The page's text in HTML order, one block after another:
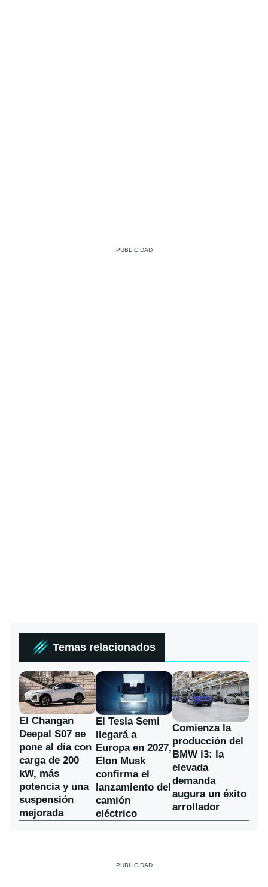
Temas relacionados
El Changan
Deepal S07 se
pone al día con
carga de 200
kW, más
potencia y una
suspensión
mejorada
El Tesla Semi
llegará a
Europa en 2027,
Elon Musk
confirma el
lanzamiento del
camión
eléctrico
Comienza la
producción del
BMW i3: la
elevada
demanda
augura un éxito
arrollador